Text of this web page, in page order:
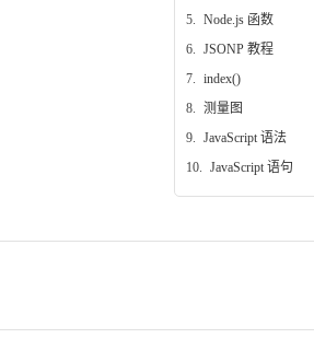
5. Node.js 函数
6. JSONP 教程
7. index()
8. 测量图
9. JavaScript 语法
10. JavaScript 语句